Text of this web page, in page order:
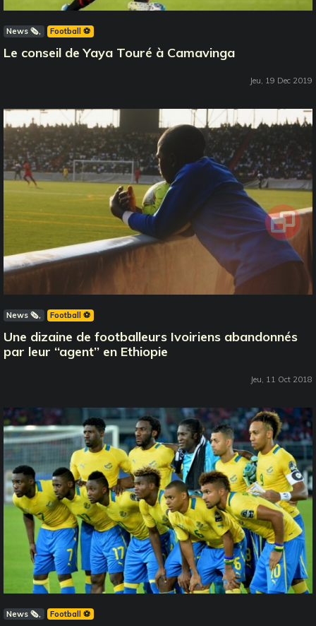
News 🗞️ Football ⚽️
Le conseil de Yaya Touré à Camavinga
Jeu, 19 Dec 2019
News 🗞️ Football ⚽️
Une dizaine de footballeurs Ivoiriens abandonnés
par leur ‘‘agent’’ en Ethiopie
Jeu, 11 Oct 2018
News 🗞️ Football ⚽️